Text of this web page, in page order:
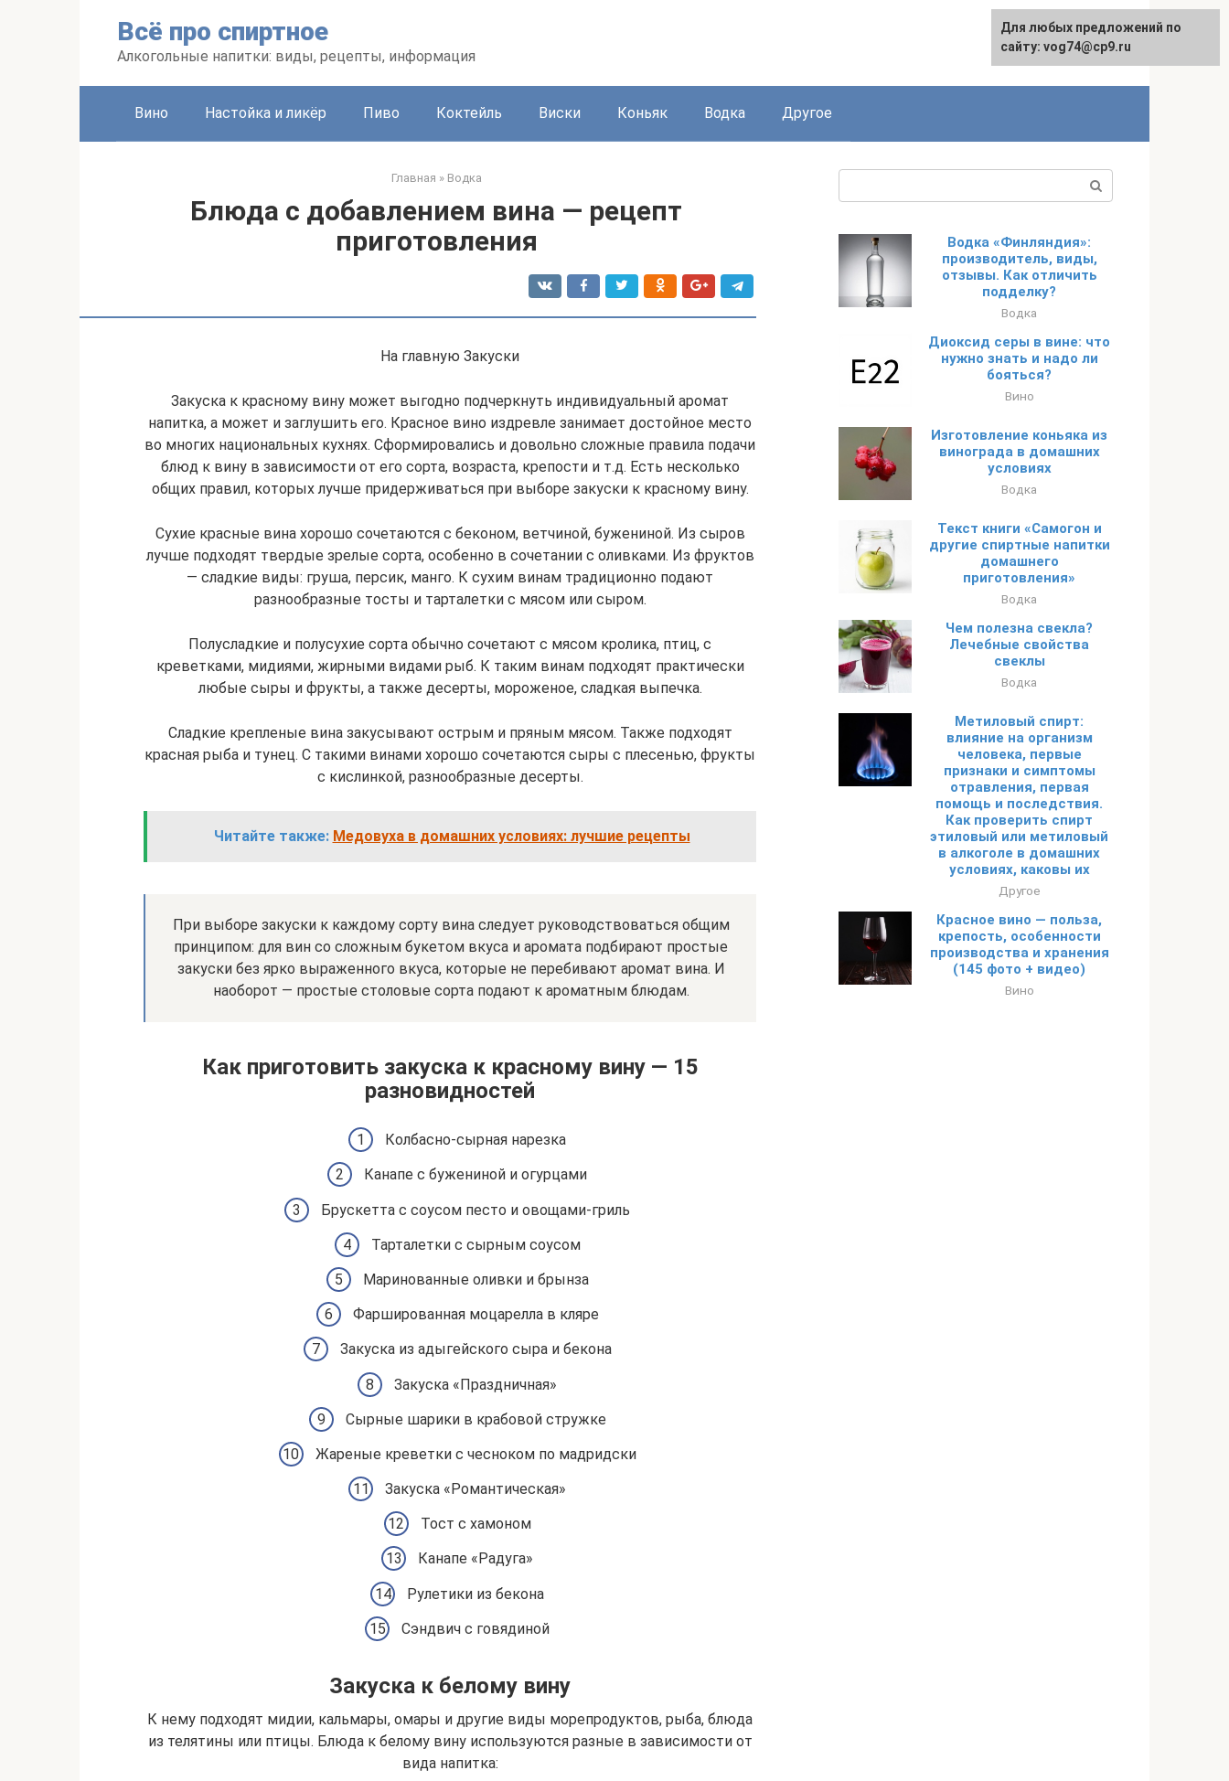
Всё про спиртное
Алкогольные напитки: виды, рецепты, информация
Вино Настойка и ликёр Пиво Коктейль Виски Коньяк Водка Другое
Главная » Водка
Блюда с добавлением вина — рецепт
приготовления
На главную Закуски
Закуска к красному вину может выгодно подчеркнуть индивидуальный аромат
напитка, а может и заглушить его. Красное вино издревле занимает достойное место
во многих национальных кухнях. Сформировались и довольно сложные правила подачи
блюд к вину в зависимости от его сорта, возраста, крепости и т.д. Есть несколько
общих правил, которых лучше придерживаться при выборе закуски к красному вину.
Сухие красные вина хорошо сочетаются с беконом, ветчиной, бужениной. Из сыров
лучше подходят твердые зрелые сорта, особенно в сочетании с оливками. Из фруктов
— сладкие виды: груша, персик, манго. К сухим винам традиционно подают
разнообразные тосты и тарталетки с мясом или сыром.
Полусладкие и полусухие сорта обычно сочетают с мясом кролика, птиц, с
креветками, мидиями, жирными видами рыб. К таким винам подходят практически
любые сыры и фрукты, а также десерты, мороженое, сладкая выпечка.
Сладкие крепленые вина закусывают острым и пряным мясом. Также подходят
красная рыба и тунец. С такими винами хорошо сочетаются сыры с плесенью, фрукты
с кислинкой, разнообразные десерты.
Читайте также: Медовуха в домашних условиях: лучшие рецепты
При выборе закуски к каждому сорту вина следует руководствоваться общим
принципом: для вин со сложным букетом вкуса и аромата подбирают простые
закуски без ярко выраженного вкуса, которые не перебивают аромат вина. И
наоборот — простые столовые сорта подают к ароматным блюдам.
Как приготовить закуска к красному вину — 15
разновидностей
Колбасно-сырная нарезка
Канапе с бужениной и огурцами
Брускетта с соусом песто и овощами-гриль
Тарталетки с сырным соусом
Маринованные оливки и брынза
Фаршированная моцарелла в кляре
Закуска из адыгейского сыра и бекона
Закуска «Праздничная»
Сырные шарики в крабовой стружке
Жареные креветки с чесноком по мадридски
Закуска «Романтическая»
Тост с хамоном
Канапе «Радуга»
Рулетики из бекона
Сэндвич с говядиной
Закуска к белому вину
К нему подходят мидии, кальмары, омары и другие виды морепродуктов, рыба, блюда
из телятины или птицы. Блюда к белому вину используются разные в зависимости от
вида напитка:
Водка «Финляндия»:
производитель, виды,
отзывы. Как отличить
подделку?
Водка
Диоксид серы в вине: что
нужно знать и надо ли
бояться?
Вино
Изготовление коньяка из
винограда в домашних
условиях
Водка
Текст книги «Самогон и
другие спиртные напитки
домашнего
приготовления»
Водка
Чем полезна свекла?
Лечебные свойства
свеклы
Водка
Метиловый спирт:
влияние на организм
человека, первые
признаки и симптомы
отравления, первая
помощь и последствия.
Как проверить спирт
этиловый или метиловый
в алкоголе в домашних
условиях, каковы их
Другое
Красное вино — польза,
крепость, особенности
производства и хранения
(145 фото + видео)
Вино
Для любых предложений по
сайту: vog74@cp9.ru